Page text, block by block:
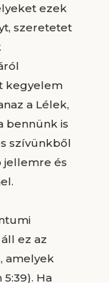
ezek
szeretetet
kegyelem
a Lélek,
bennünk is
szívünkből
jellemre és
ez az
amelyek
Ha